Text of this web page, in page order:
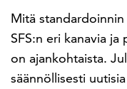
Mitä standardoinnin
SFS:n eri kanavia ja
on ajankohtaista.
säännöllisesti